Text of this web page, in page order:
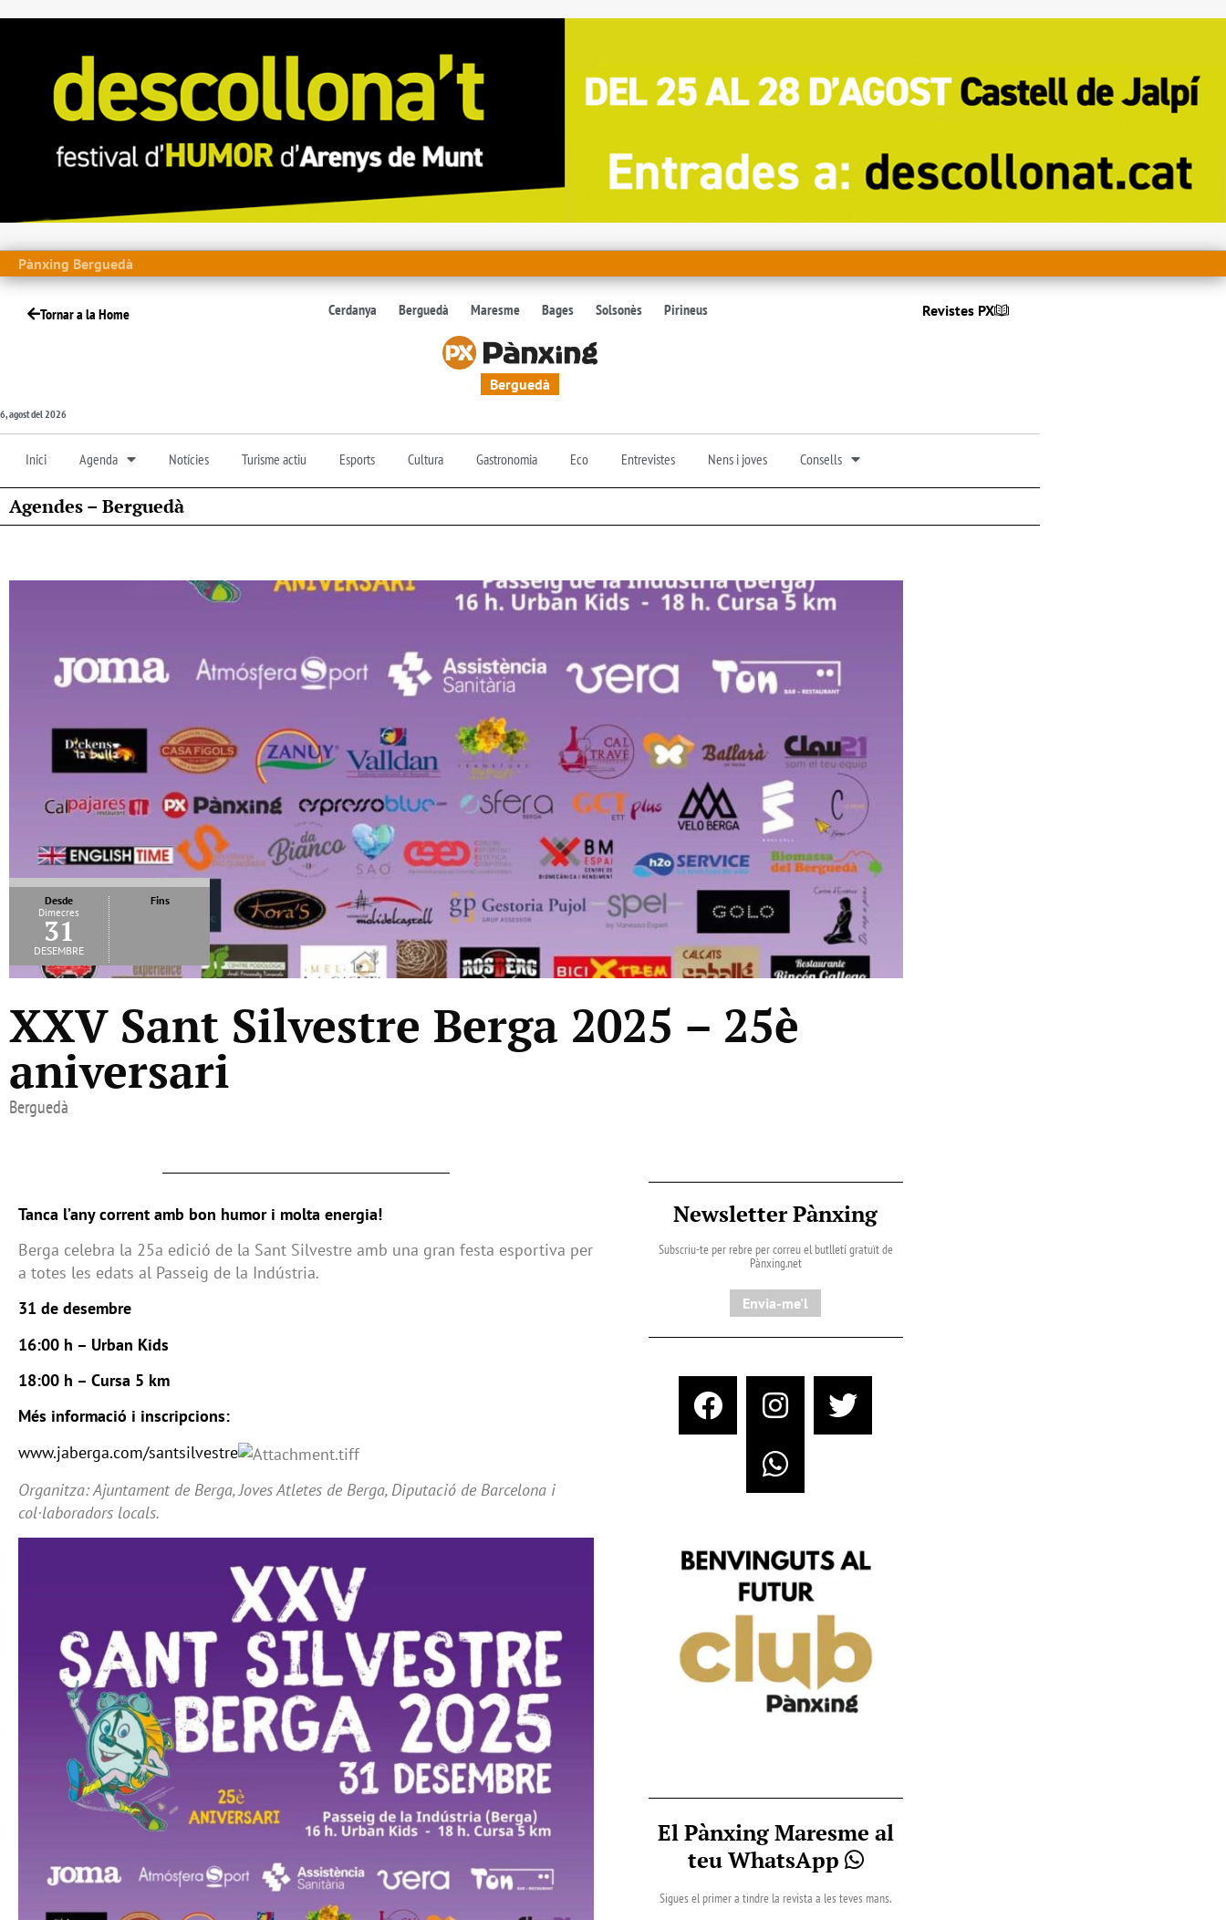
Pànxing Berguedà
Tornar a la Home Cerdanya Berguedà Maresme Bages Solsonès Pirineus Revistes PX
Berguedà
6, agost del 2026
Inici Agenda Notícies Turisme actiu Esports Cultura Gastronomia Eco Entrevistes Nens i joves Consells
Agendes – Berguedà
Desde
Dimecres
31
desembre
Fins
XXV Sant Silvestre Berga 2025 – 25è
aniversari
Berguedà
Tanca l’any corrent amb bon humor i molta energia!
Berga celebra la 25a edició de la Sant Silvestre amb una gran festa esportiva per
a totes les edats al Passeig de la Indústria.
31 de desembre
16:00 h – Urban Kids
18:00 h – Cursa 5 km
Més informació i inscripcions:
www.jaberga.com/santsilvestre
Organitza: Ajuntament de Berga, Joves Atletes de Berga, Diputació de Barcelona i
col·laboradors locals.
Newsletter Pànxing
Subscriu-te per rebre per correu el butlletí gratuït de
Pànxing.net​
Envia-me'l
El Pànxing Maresme al
teu WhatsApp
Sigues el primer a tindre la revista a les teves mans.